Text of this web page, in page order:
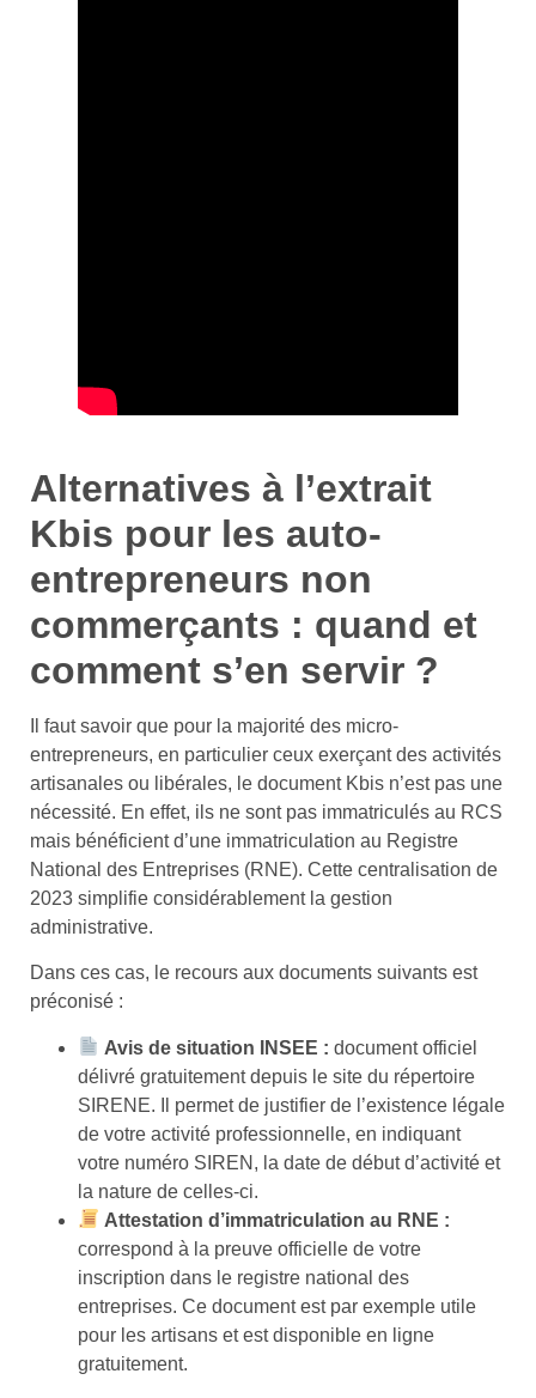
Alternatives à l’extrait
Kbis pour les auto-
entrepreneurs non
commerçants : quand et
comment s’en servir ?
Il faut savoir que pour la majorité des micro-
entrepreneurs, en particulier ceux exerçant des activités
artisanales ou libérales, le document Kbis n’est pas une
nécessité. En effet, ils ne sont pas immatriculés au RCS
mais bénéficient d’une immatriculation au Registre
National des Entreprises (RNE). Cette centralisation de
2023 simplifie considérablement la gestion
administrative.
Dans ces cas, le recours aux documents suivants est
préconisé :
Avis de situation INSEE : document officiel
délivré gratuitement depuis le site du répertoire
SIRENE. Il permet de justifier de l’existence légale
de votre activité professionnelle, en indiquant
votre numéro SIREN, la date de début d’activité et
la nature de celles-ci.
Attestation d’immatriculation au RNE :
correspond à la preuve officielle de votre
inscription dans le registre national des
entreprises. Ce document est par exemple utile
pour les artisans et est disponible en ligne
gratuitement.